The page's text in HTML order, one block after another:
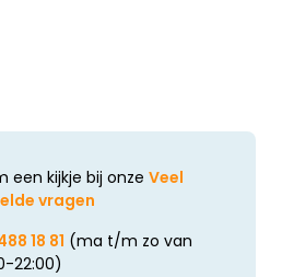
een kijkje bij onze Veel
vragen
18 81 (ma t/m zo van
22:00)